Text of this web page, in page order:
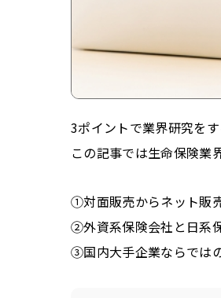
3ポイントで業界研究を
この記事では生命保険業
①対面販売からネット販
②外資系保険会社と日系
③国内大手企業ならでは